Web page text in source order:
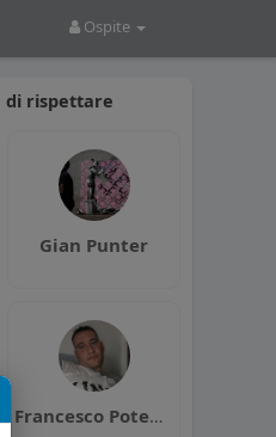
Ospite
di rispettare
Gian Punter
Francesco Potenza